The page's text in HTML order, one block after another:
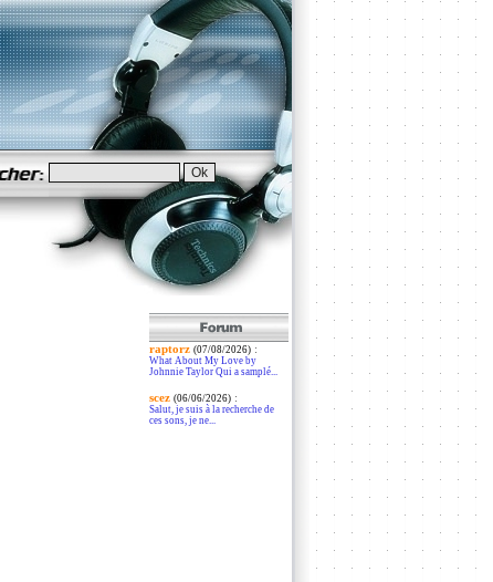
raptorz (07/08/2026):
What About My Love by
Johnnie Taylor Qui a samplé...
scez (06/06/2026):
Salut, je suis à la recherche de
ces sons, je ne...